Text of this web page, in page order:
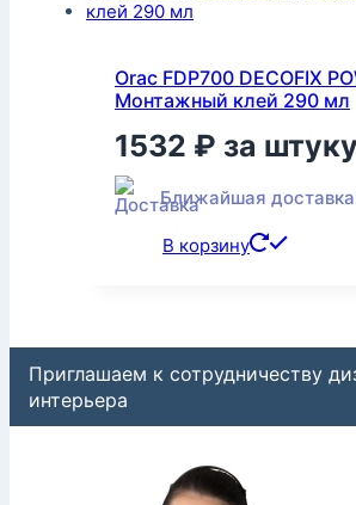
Orac FDP700 DECOFIX
Монтажный клей 290 мл
1532 ₽ за штуку
Ближайшая
В корзину
Приглашаем к сотрудничеству
интерьера